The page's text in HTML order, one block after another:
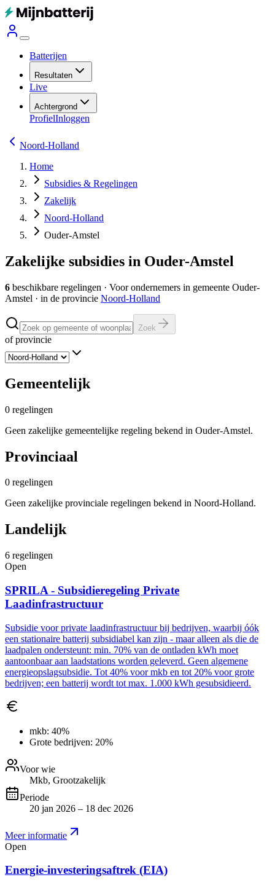
Batterijen
Resultaten
Live
Achtergrond
ProfielInloggen
Noord-Holland
Home
Subsidies & Regelingen
Zakelijk
Noord-Holland
Ouder-Amstel
Zakelijke subsidies in Ouder-Amstel
6 beschikbare regelingen · Voor ondernemers in gemeente Ouder-
Amstel · in de provincie Noord-Holland
Zoek
of provincie
Gemeentelijk
0 regelingen
Geen zakelijke gemeentelijke regeling bekend in Ouder-Amstel.
Provinciaal
0 regelingen
Geen zakelijke provinciale regelingen bekend in Noord-Holland.
Landelijk
6 regelingen
Open
SPRILA - Subsidieregeling Private
Laadinfrastructuur
Subsidie voor private laadinfrastructuur bij bedrijven, waarbij óók
een stationaire batterij subsidiabel kan zijn - maar alleen als die de
laadpalen ondersteunt: min. 70% van de ontladen kWh moet
aantoonbaar aan laadstations worden geleverd. Geen algemene
energieopslagsubsidie. Tot 40% voor mkb en tot 20% voor grote
bedrijven; een batterij wordt tot max. 1.000 kWh gesubsidieerd.
mkb: 40%
Grote bedrijven: 20%
Voor wie
Mkb, Grootzakelijk
Periode
20 jan 2026 – 18 dec 2026
Meer informatie
Open
Energie-investeringsaftrek (EIA)